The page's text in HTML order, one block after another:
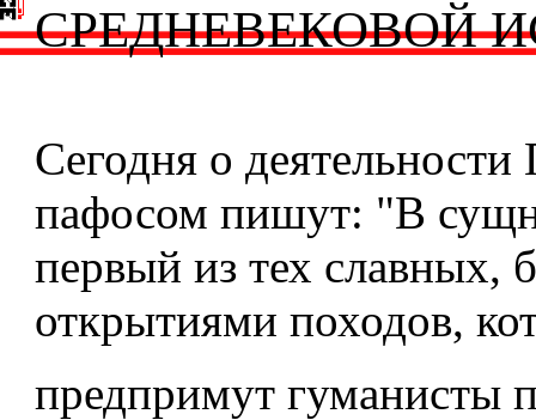
СРЕДНЕВЕКОВОЙ
Сегодня о деятельности
пафосом пишут: "В
первый из тех славных,
открытиями походов,
предпримут гуманисты